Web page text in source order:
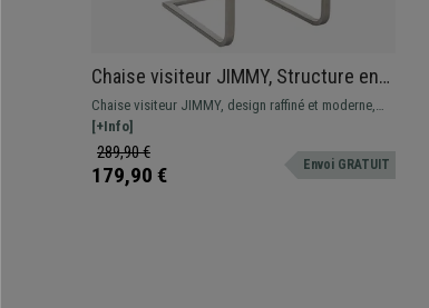
Chaise visiteur JIMMY, Structure en
Acier Inoxydable, Grand Rembourrage,
en Cuir, Noir
Chaise visiteur JIMMY, design raffiné et moderne,
rembourrage épais pour plus de confort, fabrication
de qualité. C’est le modèle idéal pour meubler votre
salle d’attente avec style !
[+Info]
289,90 €
179,90 € Envoi GRATUIT